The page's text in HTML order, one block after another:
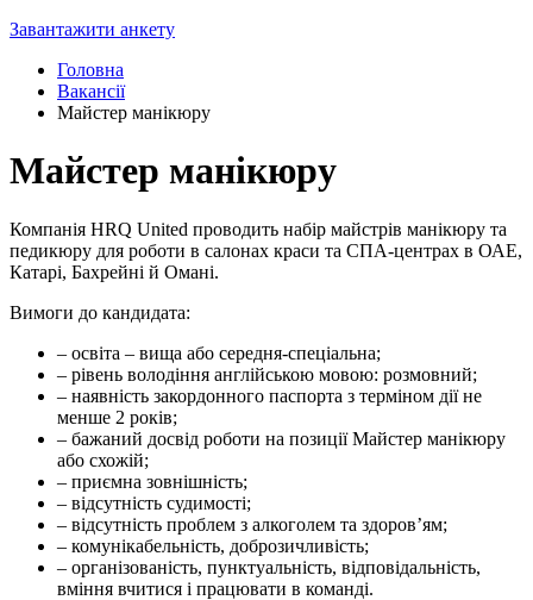
Завантажити анкету
Головна
Вакансії
Майстер манікюру
Майстер манікюру
Компанія HRQ United проводить набір майстрів манікюру та
педикюру для роботи в салонах краси та СПА-центрах в ОАЕ,
Катарі, Бахрейні й Омані.
Вимоги до кандидата:
– освіта – вища або середня-спеціальна;
– рівень володіння англійською мовою: розмовний;
– наявність закордонного паспорта з терміном дії не
менше 2 років;
– бажаний досвід роботи на позиції Майстер манікюру
або схожій;
– приємна зовнішність;
– відсутність судимості;
– відсутність проблем з алкоголем та здоров’ям;
– комунікабельність, доброзичливість;
– організованість, пунктуальність, відповідальність,
вміння вчитися і працювати в команді.